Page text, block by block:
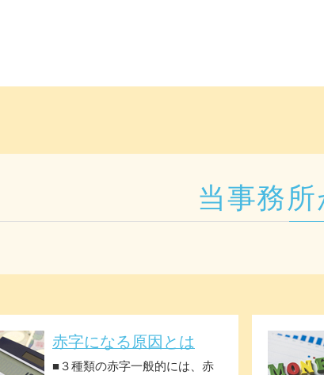
当事務
赤字になる原因とは
■３種類の赤字一般的には、赤